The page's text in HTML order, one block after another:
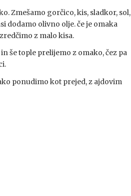
Zmešamo gorčico, kis, sladkor, sol,
dodamo olivno olje. če je omaka
z malo kisa.
še tople prelijemo z omako, čez pa
ponudimo kot prejed, z ajdovim